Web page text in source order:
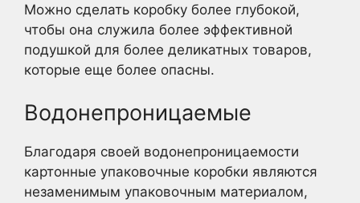
Можно сделать коробку более глубокой,
чтобы она служила более эффективной
подушкой для более деликатных товаров,
которые еще более опасны.
Водонепроницаемые
Благодаря своей водонепроницаемости
картонные упаковочные коробки являются
незаменимым упаковочным материалом,